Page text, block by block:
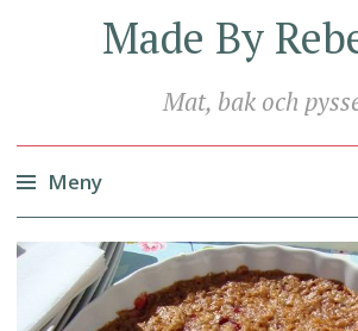
Made By
Mat, bak och
Meny
Hoppa
till
innehåll